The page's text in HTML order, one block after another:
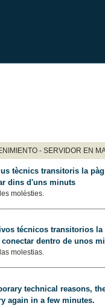
- SERVIDOR EN
tècnics transitoris la
dins d'uns minuts
molèsties.
técnicos transitorios
conectar dentro de unos
molestias.
technical reasons,
again in a few minutes.